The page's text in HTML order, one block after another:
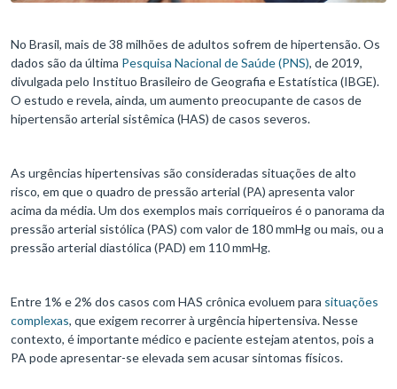
No Brasil, mais de 38 milhões de adultos sofrem de hipertensão. Os
dados são da última Pesquisa Nacional de Saúde (PNS), de 2019,
divulgada pelo Instituo Brasileiro de Geografia e Estatística (IBGE).
O estudo e revela, ainda, um aumento preocupante de casos de
hipertensão arterial sistêmica (HAS) de casos severos.
As urgências hipertensivas são consideradas situações de alto
risco, em que o quadro de pressão arterial (PA) apresenta valor
acima da média. Um dos exemplos mais corriqueiros é o panorama da
pressão arterial sistólica (PAS) com valor de 180 mmHg ou mais, ou a
pressão arterial diastólica (PAD) em 110 mmHg.
Entre 1% e 2% dos casos com HAS crônica evoluem para situações
complexas, que exigem recorrer à urgência hipertensiva. Nesse
contexto, é importante médico e paciente estejam atentos, pois a
PA pode apresentar-se elevada sem acusar sintomas físicos.